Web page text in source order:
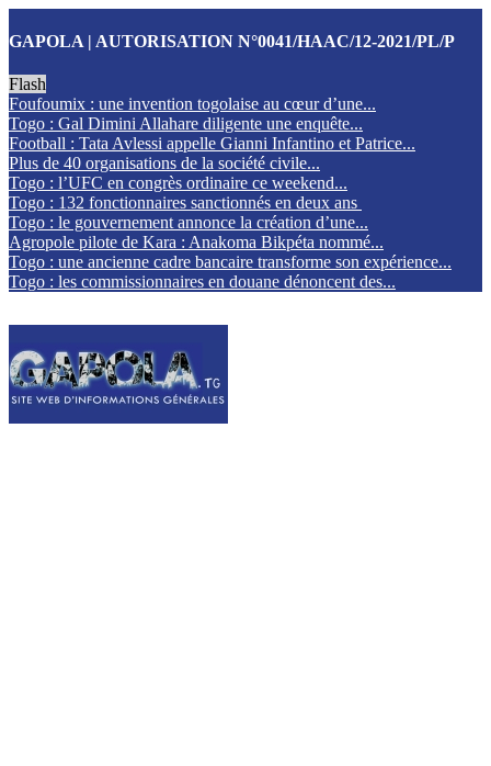
GAPOLA | AUTORISATION N°0041/HAAC/12-2021/PL/P
Flash
Foufoumix : une invention togolaise au cœur d’une...
Togo : Gal Dimini Allahare diligente une enquête...
Football : Tata Avlessi appelle Gianni Infantino et Patrice...
Plus de 40 organisations de la société civile...
Togo : l’UFC en congrès ordinaire ce weekend...
Togo : 132 fonctionnaires sanctionnés en deux ans
Togo : le gouvernement annonce la création d’une...
Agropole pilote de Kara : Anakoma Bikpéta nommé...
Togo : une ancienne cadre bancaire transforme son expérience...
Togo : les commissionnaires en douane dénoncent des...